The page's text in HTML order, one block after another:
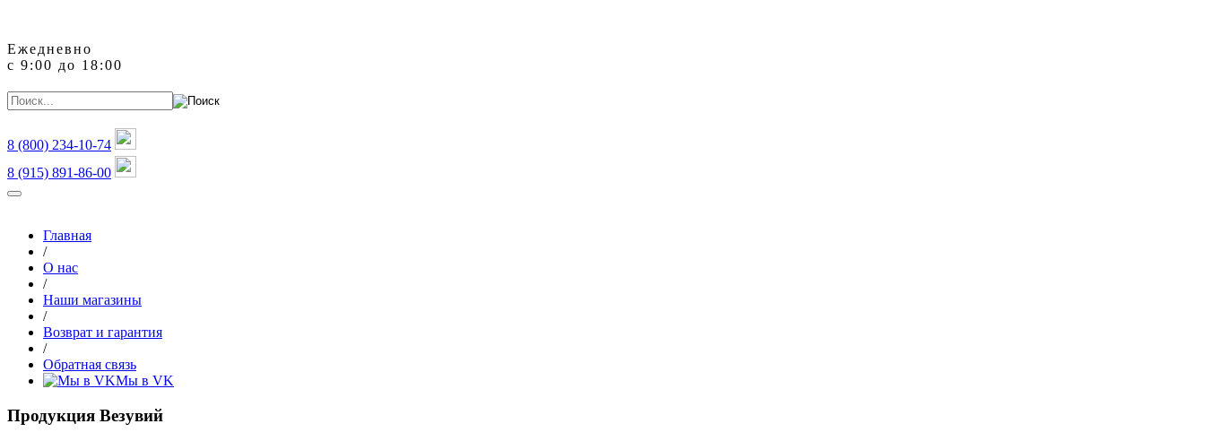
Ежедневно
с 9:00 до 18:00
8 (800) 234-10-74
8 (915) 891-86-00
Главная
/
О нас
/
Наши магазины
/
Возврат и гарантия
/
Обратная связь
Мы в VK
Продукция Везувий